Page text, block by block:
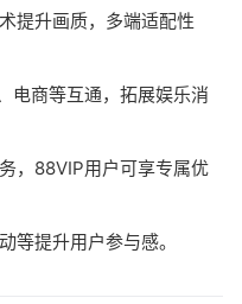
提升画质，多端适配性
电商等互通，拓展娱乐消
，88VIP用户可享专属优
等提升用户参与感。